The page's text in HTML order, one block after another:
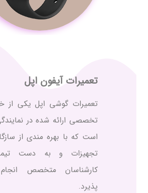
تعمیرات آیفون اپل
تعمیرات گوشی اپل یکی از
تخصصی ارائه شده در
است که با بهره مندی از
تجهیزات و به دست
کارشناسان متخصص
پذیرد.